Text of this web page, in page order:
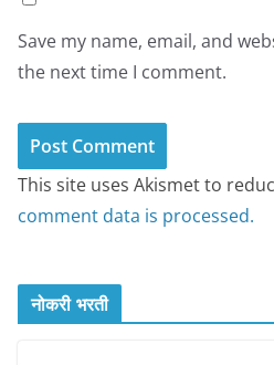
Save my name, email, and
the next time I comment.
This site uses Akismet to
comment data is processed.
नोकरी भरती